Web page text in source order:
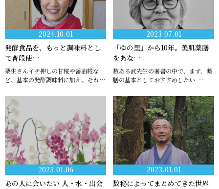
2024.10.01
発酵食品を、もっと調味料とし
て普段使…
栗生さんイチ押しの甘糀や醤油糀な
ど、基本の発酵調味料に加え、それ…
2023.07.01
「ゆの里」から10年。美肌薬膳
をあな…
数ある武先生の著書の中で、まず、薬
膳の基本としておすすめしたい一…
2023.01.06
あの人に会いたい 人・水・出会
2023.01.01
数秘によってまとめてきた世界